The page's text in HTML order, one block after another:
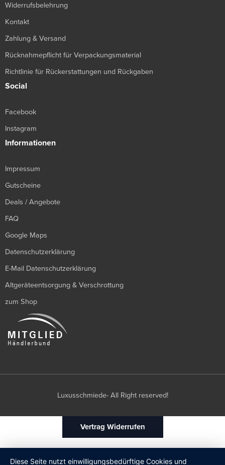
Widerrufsbelehrung
Kontakt
Zahlung & Versand
Rücknahmepflicht für Verpackungsmaterial
Richtlinie für Rückerstattungen und Rückgaben
Social
Facebook
Instagram
Informationen
Impressum
Gutscheine
Deals / Angebote
FAQ
Google Maps
Datenschutzerklärung
E-Mail Datenschutzerklärung
Altgeräteentsorgung & Verschrottung
zum Shop
Luxusschmiede- All Right reserved!
Vertrag Widerrufen
Diese Seite nutzt einwilligungsbedürftige Cookies und